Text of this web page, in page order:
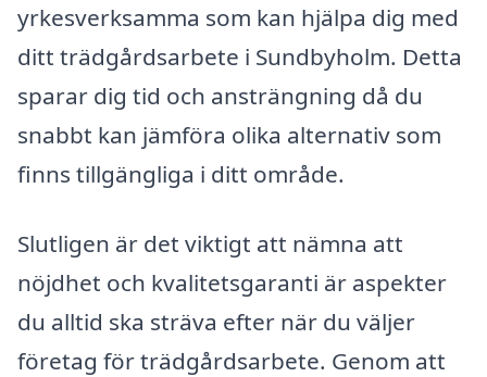
yrkesverksamma som kan hjälpa dig med
ditt trädgårdsarbete i Sundbyholm. Detta
sparar dig tid och ansträngning då du
snabbt kan jämföra olika alternativ som
finns tillgängliga i ditt område.
Slutligen är det viktigt att nämna att
nöjdhet och kvalitetsgaranti är aspekter
du alltid ska sträva efter när du väljer
företag för trädgårdsarbete. Genom att